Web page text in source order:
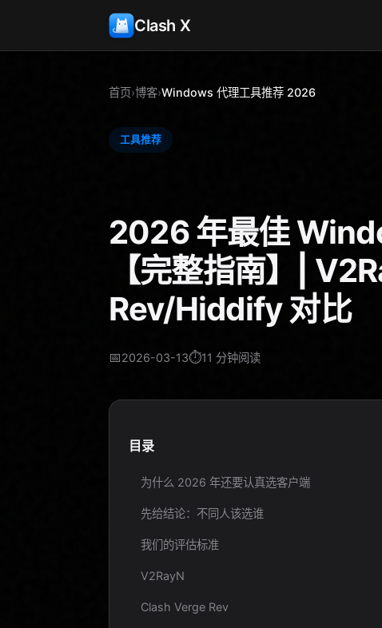
Clash X
首页›博客›Windows 代理工具推荐 2026
工具推荐
2026 年最佳
【完整指南】|
Rev/Hiddify 对比
📅2026-03-13⏱️11 分钟阅读
目录
为什么 2026 年还要认真选客户端
先给结论：不同人该选谁
我们的评估标准
V2RayN
Clash Verge Rev